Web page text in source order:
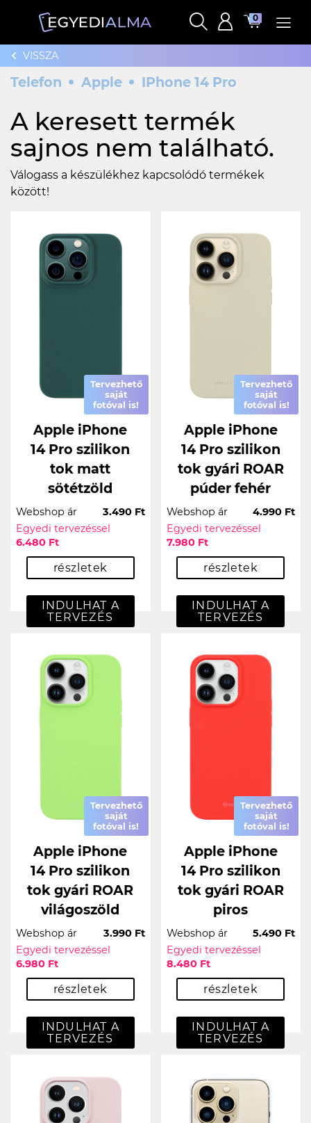
0
VISSZA
Telefon Apple IPhone 14 Pro
A keresett termék
sajnos nem található.
Válogass a készülékhez kapcsolódó termékek
között!
Tervezhető
saját
fotóval is!
Apple iPhone
14 Pro szilikon
tok matt
sötétzöld
Webshop ár
3.490 Ft
Egyedi tervezéssel
6.480 Ft
részletek
INDULHAT A
TERVEZÉS
Tervezhető
saját
fotóval is!
Apple iPhone
14 Pro szilikon
tok gyári ROAR
púder fehér
Webshop ár
4.990 Ft
Egyedi tervezéssel
7.980 Ft
részletek
INDULHAT A
TERVEZÉS
Tervezhető
saját
fotóval is!
Apple iPhone
14 Pro szilikon
tok gyári ROAR
világoszöld
Webshop ár
3.990 Ft
Egyedi tervezéssel
6.980 Ft
részletek
INDULHAT A
TERVEZÉS
Tervezhető
saját
fotóval is!
Apple iPhone
14 Pro szilikon
tok gyári ROAR
piros
Webshop ár
5.490 Ft
Egyedi tervezéssel
8.480 Ft
részletek
INDULHAT A
TERVEZÉS